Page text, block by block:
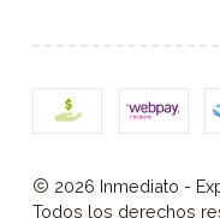
2026 Inmediato -
Todos los derechos